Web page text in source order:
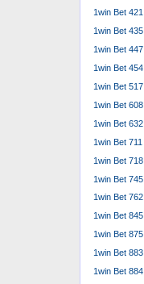
1win Bet 421
1win Bet 435
1win Bet 447
1win Bet 454
1win Bet 517
1win Bet 608
1win Bet 632
1win Bet 711
1win Bet 718
1win Bet 745
1win Bet 762
1win Bet 845
1win Bet 875
1win Bet 883
1win Bet 884